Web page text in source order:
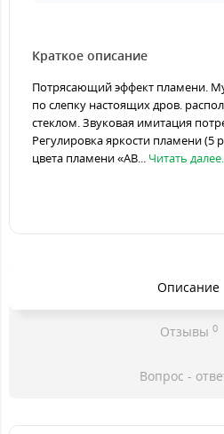
Краткое описание
Потрясающий эффект пламени.
по слепку настоящих дров.
стеклом. Звуковая имитация
Регулировка яркости пламени (5
цвета пламени «АВ... Читать
Описание
Отзывы 0
Вопрос -